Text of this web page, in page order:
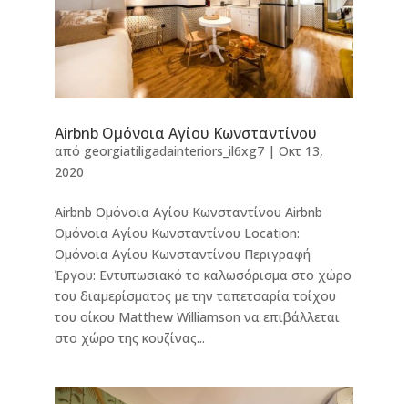
Airbnb Ομόνοια Αγίου Κωνσταντίνου
από georgiatiligadainteriors_il6xg7| Οκτ 13,
2020
Airbnb Ομόνοια Αγίου Κωνσταντίνου Airbnb
Ομόνοια Αγίου Κωνσταντίνου Location:
Ομόνοια Αγίου Κωνσταντίνου Περιγραφή
Έργου: Εντυπωσιακό το καλωσόρισμα στο χώρο
του διαμερίσματος με την ταπετσαρία τοίχου
του οίκου Matthew Williamson να επιβάλλεται
στο χώρο της κουζίνας...